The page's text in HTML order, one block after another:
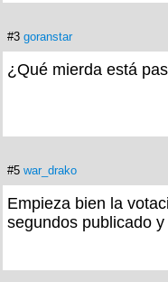
#3 goranstar
¿Qué mierda está
#5 war_drako
Empieza bien la
segundos publicado